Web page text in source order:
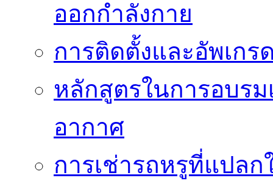
ออกกำลังกาย
การติดตั้งและอัพเกรด
หลักสูตรในการอบร
อากาศ
การเช่ารถหรูที่แปลก